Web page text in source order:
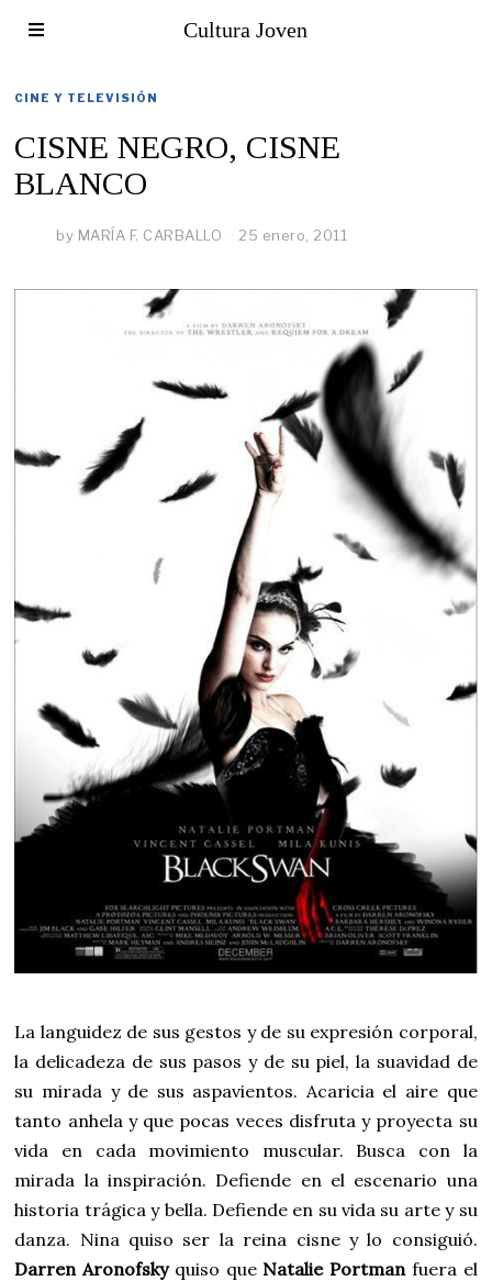
Cultura Joven
CINE Y TELEVISIÓN
CISNE NEGRO, CISNE
BLANCO
by MARÍA F. CARBALLO 25 enero, 2011
La languidez de sus gestos y de su expresión corporal,
la delicadeza de sus pasos y de su piel, la suavidad de
su mirada y de sus aspavientos. Acaricia el aire que
tanto anhela y que pocas veces disfruta y proyecta su
vida en cada movimiento muscular. Busca con la
mirada la inspiración. Defiende en el escenario una
historia trágica y bella. Defiende en su vida su arte y su
danza. Nina quiso ser la reina cisne y lo consiguió.
Darren Aronofskyquiso que Natalie Portman fuera el